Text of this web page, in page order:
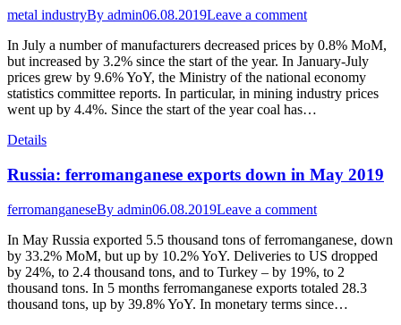
metal industryBy admin06.08.2019Leave a comment
In July a number of manufacturers decreased prices by 0.8% MoM,
but increased by 3.2% since the start of the year. In January-July
prices grew by 9.6% YoY, the Ministry of the national economy
statistics committee reports. In particular, in mining industry prices
went up by 4.4%. Since the start of the year coal has…
Details
Russia: ferromanganese exports down in May 2019
ferromanganeseBy admin06.08.2019Leave a comment
In May Russia exported 5.5 thousand tons of ferromanganese, down
by 33.2% MoM, but up by 10.2% YoY. Deliveries to US dropped
by 24%, to 2.4 thousand tons, and to Turkey – by 19%, to 2
thousand tons. In 5 months ferromanganese exports totaled 28.3
thousand tons, up by 39.8% YoY. In monetary terms since…